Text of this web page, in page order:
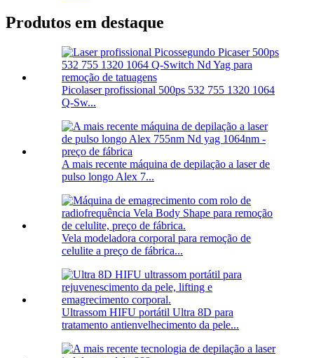
Produtos em destaque
Picolaser profissional 500ps 532 755 1320 1064
Q-Sw...
A mais recente máquina de depilação a laser de
pulso longo Alex 7...
Vela modeladora corporal para remoção de
celulite a preço de fábrica...
Ultrassom HIFU portátil Ultra 8D para
tratamento antienvelhecimento da pele...